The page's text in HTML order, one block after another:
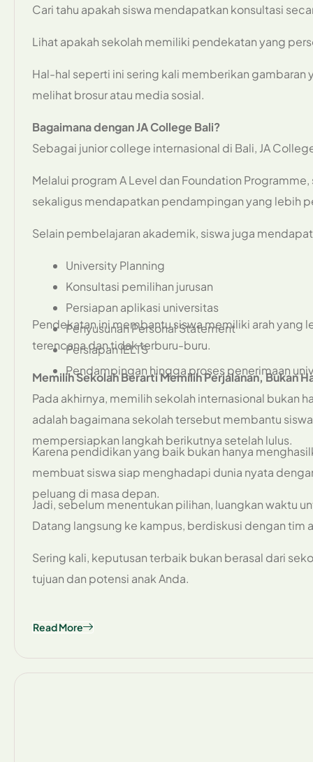
Cari tahu apakah siswa mendapatkan konsultasi
Lihat apakah sekolah memiliki pendekatan yang
Hal-hal seperti ini sering kali memberikan
melihat brosur atau media sosial.
Bagaimana dengan JA College Bali?
Sebagai junior college internasional di Bali, JA
Melalui program A Level dan Foundation
sekaligus mendapatkan pendampingan yang lebih
Selain pembelajaran akademik, siswa juga
University Planning
Konsultasi pemilihan jurusan
Persiapan aplikasi universitas
Penyusunan Personal Statement
Persiapan IELTS
Pendampingan hingga proses penerimaan
Pendekatan ini membantu siswa memiliki arah yang
terencana dan tidak terburu-buru.
Memilih Sekolah Berarti Memilih Perjalanan, Bukan
Pada akhirnya, memilih sekolah internasional bukan
adalah bagaimana sekolah tersebut membantu
mempersiapkan langkah berikutnya setelah lulus.
Karena pendidikan yang baik bukan hanya
membuat siswa siap menghadapi dunia nyata
peluang di masa depan.
Jadi, sebelum menentukan pilihan, luangkan waktu
Datang langsung ke kampus, berdiskusi dengan
Sering kali, keputusan terbaik bukan berasal dari
tujuan dan potensi anak Anda.
Read More